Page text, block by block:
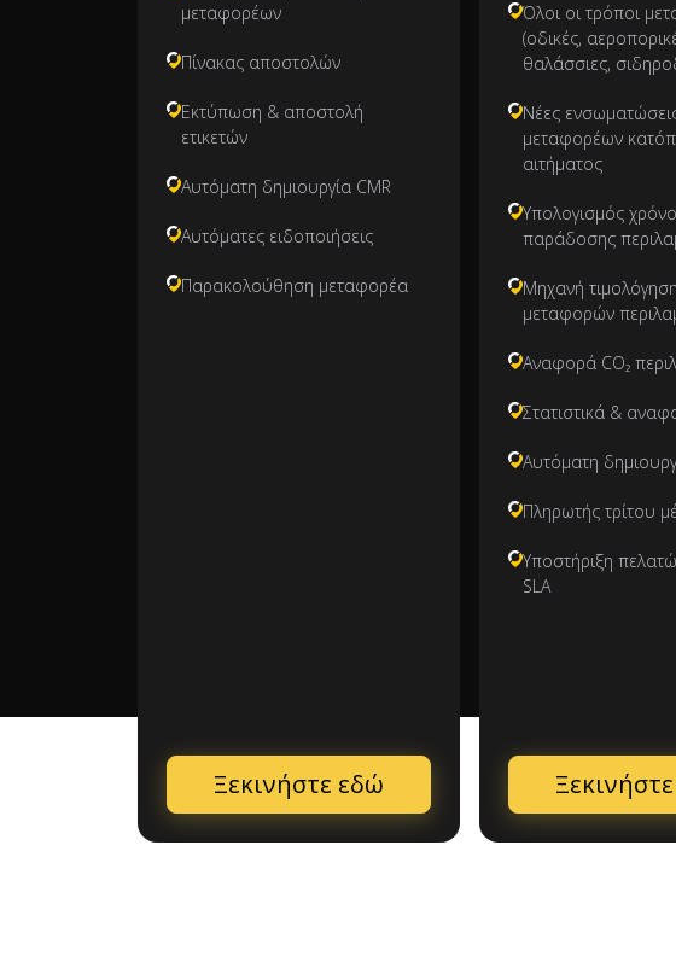
μεταφορέων
Πίνακας αποστολών
Εκτύπωση & αποστολή
ετικετών
Αυτόματη δημιουργία CMR
Αυτόματες ειδοποιήσεις
Παρακολούθηση μεταφορέα
Ξεκινήστε εδώ
Όλοι οι τρόποι
(οδικές,
θαλάσσιες,
Νέες
μεταφορέων
αιτήματος
Υπολογισμός
παράδοσης
Μηχανή
μεταφορών
Αναφορά CO₂
Στατιστικά &
Αυτόματη
Πληρωτής τρίτου
Υποστήριξη
SLA